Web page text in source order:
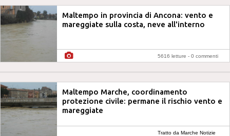
Maltempo in provincia di Ancona: vento e
mareggiate sulla costa, neve all'interno
5616 letture - 0 commenti
Maltempo Marche, coordinamento
protezione civile: permane il rischio vento e
mareggiate
Tratto da Marche Notizie